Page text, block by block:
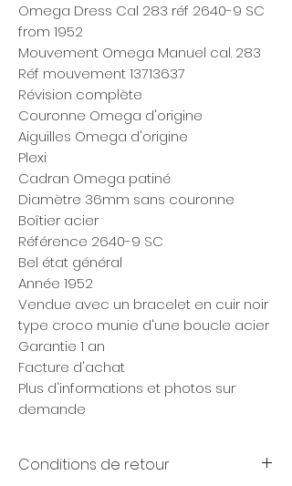
Omega Dress Cal 283 réf 2640-9 SC
from 1952
Mouvement Omega Manuel cal. 283
Réf mouvement 13713637
Révision complète
Couronne Omega d'origine
Aiguilles Omega d'origine
Plexi
Cadran Omega patiné
Diamètre 36mm sans couronne
Boîtier acier
Référence 2640-9 SC
Bel état général
Année 1952
Vendue avec un bracelet en cuir noir
type croco munie d'une boucle acier
Garantie 1 an
Facture d'achat
Plus d'informations et photos sur
demande
Conditions de retour